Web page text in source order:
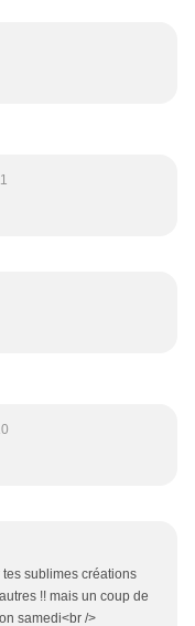
sublimes créations
!! mais un coup de
samedi<br />